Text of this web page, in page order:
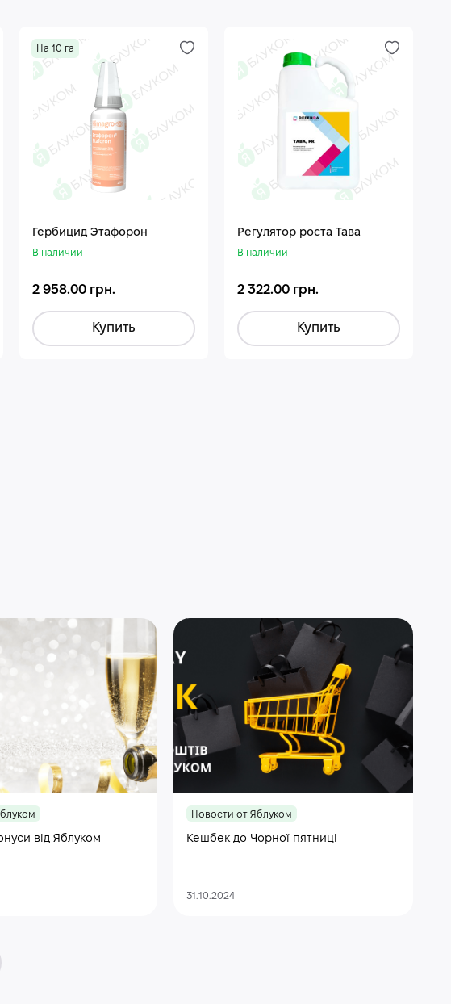
На 10 га
Гербицид Этафорон
В наличии
2 958.00 грн.
Купить
Регулятор роста Тава
В наличии
2 322.00 грн.
Купить
від Яблуком
Новости от Яблуком
Кешбек до Чорної пятниці
31.10.2024